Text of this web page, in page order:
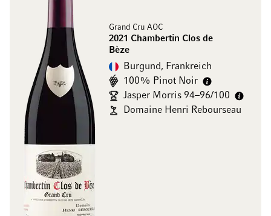
Grand Cru AOC
2021 Chambertin Clos de
Bèze
Burgund, Frankreich
100% Pinot Noir
Jasper Morris 94–96/100
Domaine Henri Rebourseau